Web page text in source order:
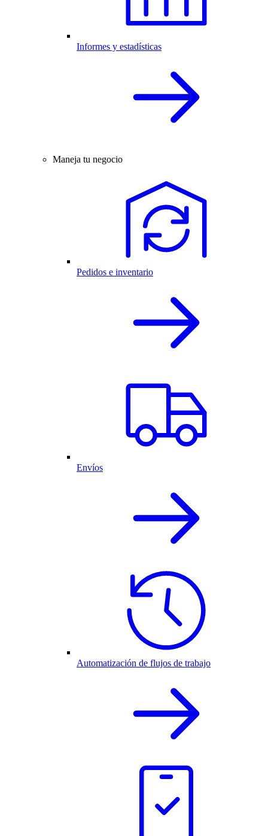
Informes y estadísticas
Maneja tu negocio
Pedidos e inventario
Envíos
Automatización de flujos de trabajo